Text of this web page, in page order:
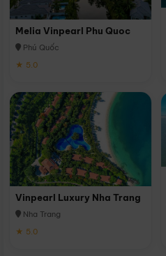
Melia Vinpearl Phu Quoc
Phú Quốc
★ 5.0
Vinpearl Luxury Nha Trang
Nha Trang
★ 5.0